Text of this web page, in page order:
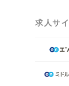
求人サ